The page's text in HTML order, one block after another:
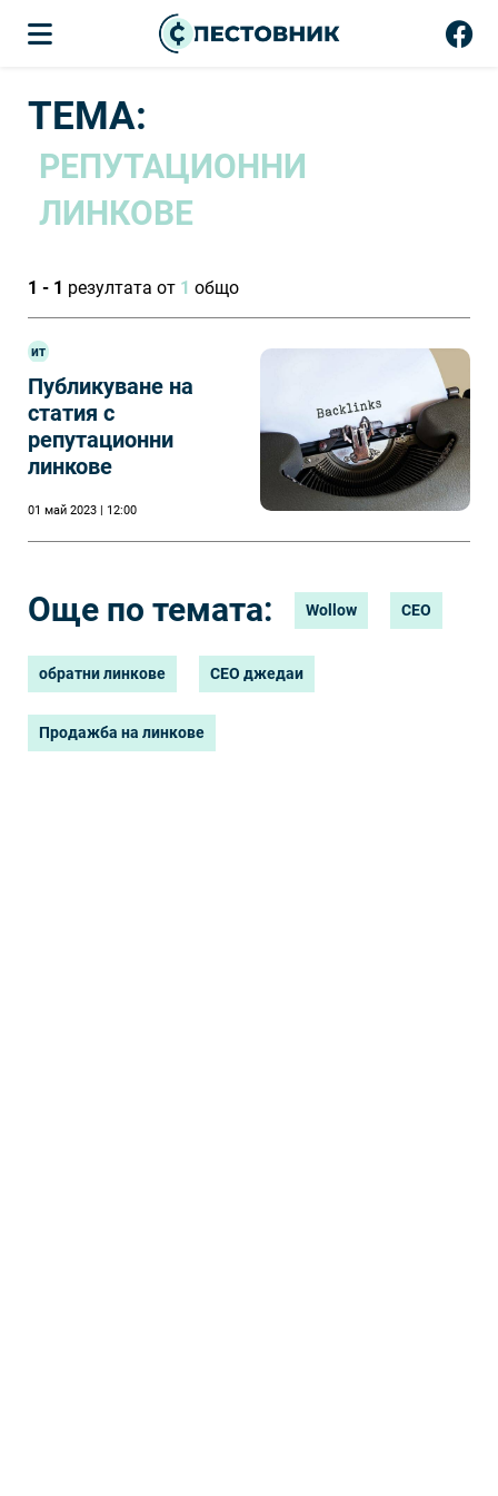
ТЕМА:
РЕПУТАЦИОННИ
ЛИНКОВЕ
1 - 1 резултата от 1 общо
ит
Публикуване на
статия с
репутационни
линкове
01 май 2023 | 12:00
Още по темата: Wollow СЕО
обратни линкове СЕО джедаи
Продажба на линкове